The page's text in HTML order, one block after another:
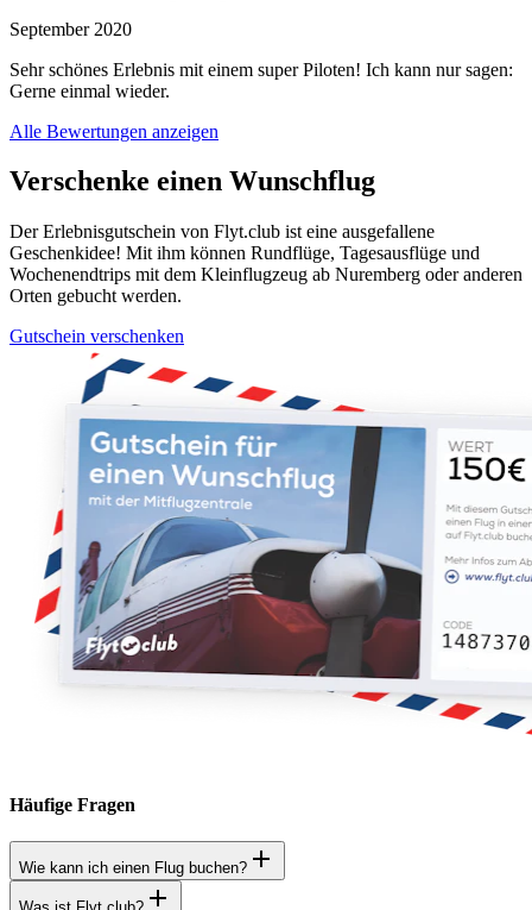
September 2020
Sehr schönes Erlebnis mit einem super Piloten! Ich kann nur sagen:
Gerne einmal wieder.
Alle Bewertungen anzeigen
Verschenke einen Wunschflug
Der Erlebnisgutschein von Flyt.club ist eine ausgefallene
Geschenkidee! Mit ihm können Rundflüge, Tagesausflüge und
Wochenendtrips mit dem Kleinflugzeug ab Nuremberg oder anderen
Orten gebucht werden.
Gutschein verschenken
Häufige Fragen
Wie kann ich einen Flug buchen?